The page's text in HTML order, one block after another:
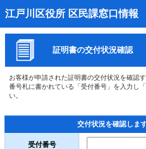
江戸川区役所 区民課窓口情報
トップページ
受付番号の呼出状況確認
証明書の交付状況確認
来庁日時の事前予約
事前予約の確認・取消
証明書の交付状況確認
お客様が申請された証明書の交付状況を確認す
番号札に書かれている「受付番号」を入力し
い。
交付状況を確認しま
受付番号